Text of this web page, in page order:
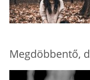
Megdöbbentő,